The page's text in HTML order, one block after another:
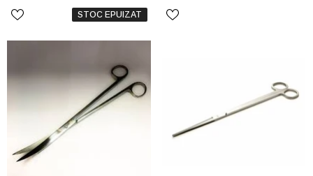
STOC EPUIZAT